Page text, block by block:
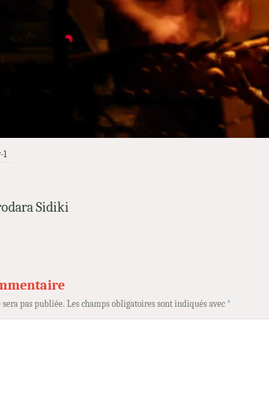
Sidiki
pas publiée. Les champs obligatoires sont indiqués avec *